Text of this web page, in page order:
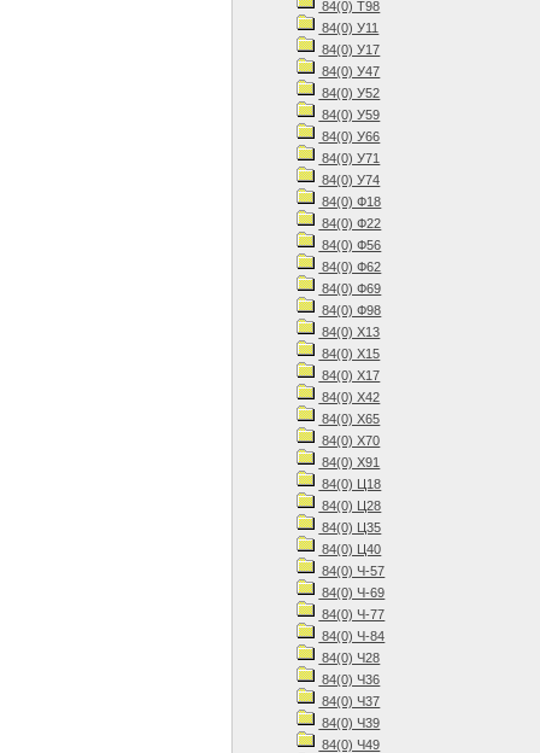
84(0) Т98
84(0) У11
84(0) У17
84(0) У47
84(0) У52
84(0) У59
84(0) У66
84(0) У71
84(0) У74
84(0) Ф18
84(0) Ф22
84(0) Ф56
84(0) Ф62
84(0) Ф69
84(0) Ф98
84(0) Х13
84(0) Х15
84(0) Х17
84(0) Х42
84(0) Х65
84(0) Х70
84(0) Х91
84(0) Ц18
84(0) Ц28
84(0) Ц35
84(0) Ц40
84(0) Ч-57
84(0) Ч-69
84(0) Ч-77
84(0) Ч-84
84(0) Ч28
84(0) Ч36
84(0) Ч37
84(0) Ч39
84(0) Ч49